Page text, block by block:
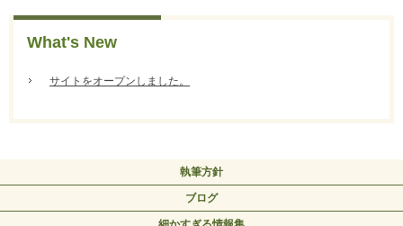
What's New
サイトをオープンしました。
執筆方針
ブログ